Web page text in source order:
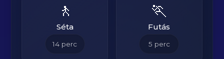
🚶
Séta
14 perc
🏃
Futás
5 perc